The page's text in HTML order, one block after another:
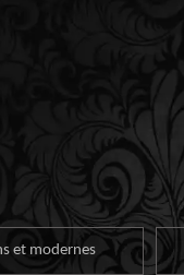
et modernes